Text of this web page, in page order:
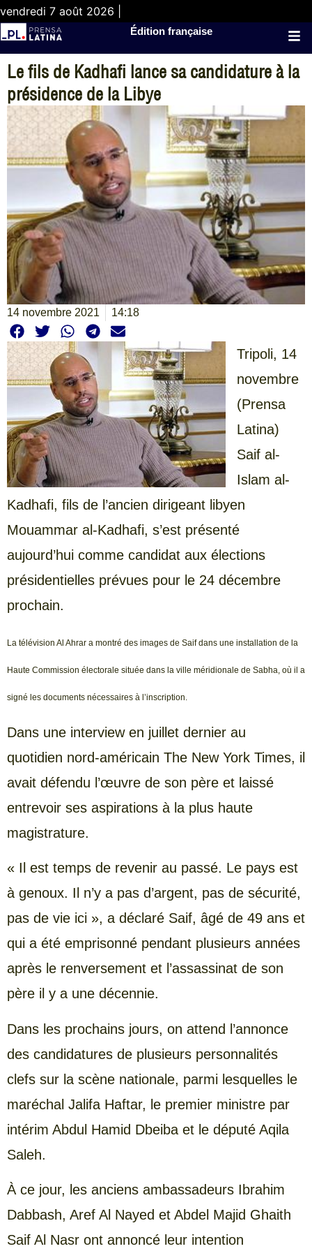
vendredi 7 août 2026 |
Édition française
Le fils de Kadhafi lance sa candidature à la
présidence de la Libye
14 novembre 2021 14:18
Tripoli, 14
novembre
(Prensa
Latina)
Saif al-
Islam al-
Kadhafi, fils de l’ancien dirigeant libyen
Mouammar al-Kadhafi, s’est présenté
aujourd’hui comme candidat aux élections
présidentielles prévues pour le 24 décembre
prochain.
La télévision Al Ahrar a montré des images de Saif dans une installation de la
Haute Commission électorale située dans la ville méridionale de Sabha, où il a
signé les documents nécessaires à l’inscription.
Dans une interview en juillet dernier au
quotidien nord-américain The New York Times, il
avait défendu l’œuvre de son père et laissé
entrevoir ses aspirations à la plus haute
magistrature.
« Il est temps de revenir au passé. Le pays est
à genoux. Il n’y a pas d’argent, pas de sécurité,
pas de vie ici », a déclaré Saif, âgé de 49 ans et
qui a été emprisonné pendant plusieurs années
après le renversement et l’assassinat de son
père il y a une décennie.
Dans les prochains jours, on attend l’annonce
des candidatures de plusieurs personnalités
clefs sur la scène nationale, parmi lesquelles le
maréchal Jalifa Haftar, le premier ministre par
intérim Abdul Hamid Dbeiba et le député Aqila
Saleh.
À ce jour, les anciens ambassadeurs Ibrahim
Dabbash, Aref Al Nayed et Abdel Majid Ghaith
Saif Al Nasr ont annoncé leur intention